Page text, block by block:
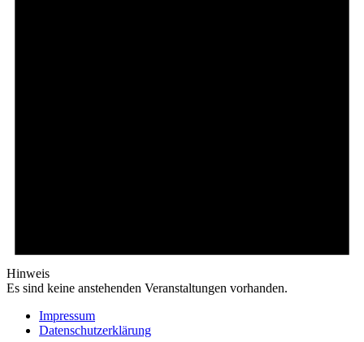
Hinweis
Es sind keine anstehenden Veranstaltungen vorhanden.
FooterImpressum
Datenschutzerklärung